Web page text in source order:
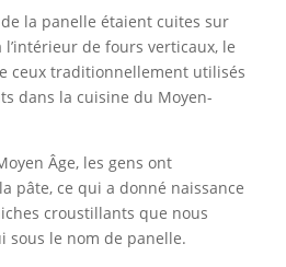
la panelle étaient cuites sur
de fours verticaux, le
ceux traditionnellement utilisés
dans la cuisine du Moyen-
Âge, les gens ont
pâte, ce qui a donné naissance
croustillants que nous
sous le nom de panelle.